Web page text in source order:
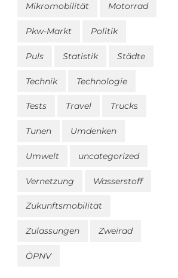
Mikromobilität Motorrad
Pkw-Markt Politik
Puls Statistik Städte
Technik Technologie
Tests Travel Trucks
Tunen Umdenken
Umwelt uncategorized
Vernetzung Wasserstoff
Zukunftsmobilität
Zulassungen Zweirad
ÖPNV